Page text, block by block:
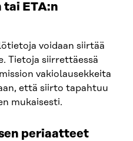
tai ETA:n
voidaan siirtää
Tietoja siirrettäessä
vakiolausekkeita
että siirto tapahtuu
mukaisesti.
periaatteet